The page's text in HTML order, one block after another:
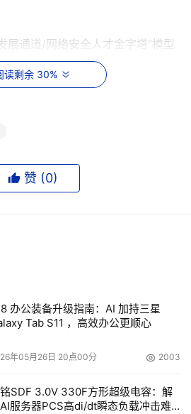
展通道/网络安全人才金字塔”模型
国通信企业协会通信网络安全专业
,长亭科技邀请到了网络安全行业
用漏洞利用方法论”、“Linux内核
通银行、农业银行、国泰君安、中
能够将一线项目的实践经验,全面
讲解、靶场练习与项目实训,帮助学
提升,快速实现职业成长。
读剩余 30%
章内容仅供参考，不构成投资建议。
赞 (0)
办公装备升级指南：AI 加持三星
Tab S11 ，高效办公更顺心
年05月26日 20点00分 2003
SDF 3.0V 330F方形超级电容：解
服务器PCS高di/dt瞬态负载冲击难